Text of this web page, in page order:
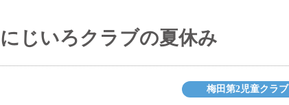
じいろクラブの夏休み
梅田第2児童クラブ